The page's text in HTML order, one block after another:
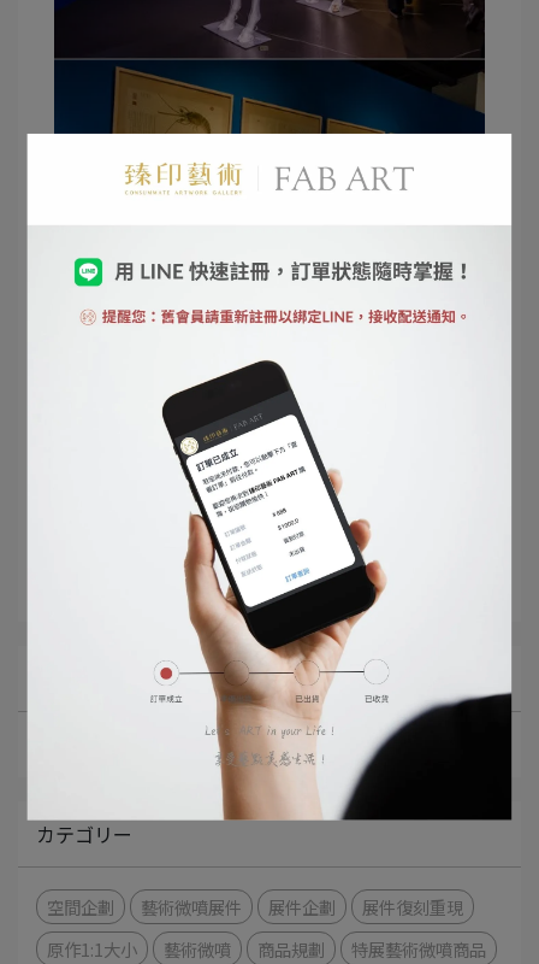
展件鏡片裝裱
全カテゴリーの記事
カテゴリー
空間企劃 藝術微噴展件 展件企劃
展件復刻重現
原作1:1大小
藝術微噴 商品規劃
特展藝術微噴商品